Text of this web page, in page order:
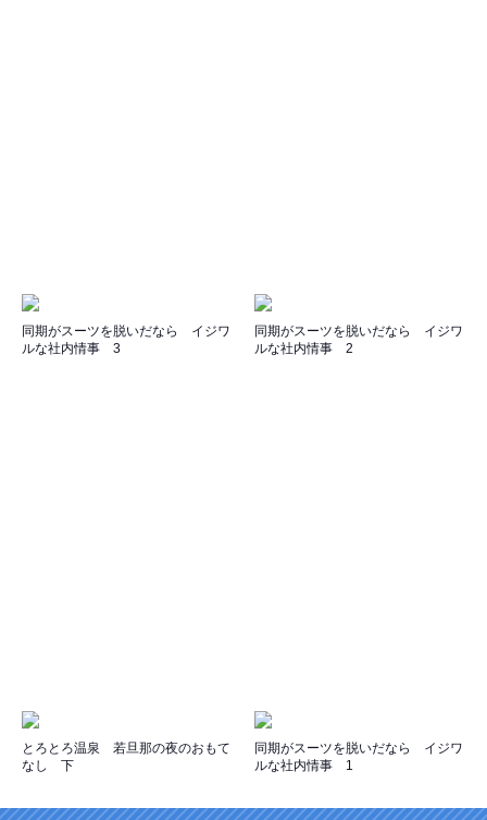
同期がスーツを脱いだなら イジワ
ルな社内情事 3
同期がスーツを脱いだなら イジワ
ルな社内情事 2
とろとろ温泉 若旦那の夜のおもて
なし 下
同期がスーツを脱いだなら イジワ
ルな社内情事 1